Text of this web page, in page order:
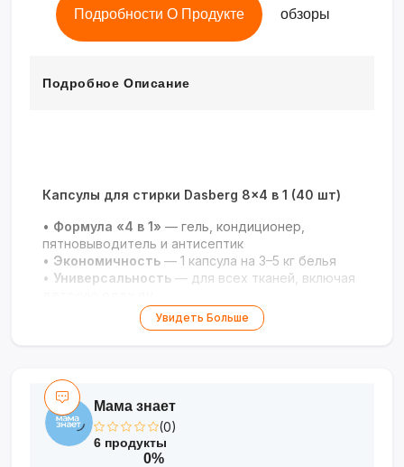
Подробности О Продукте обзоры
Подробное Описание
Капсулы для стирки Dasberg 8×4 в 1 (40 шт)
• Формула «4 в 1» — гель, кондиционер,
пятновыводитель и антисептик
• Экономичность — 1 капсула на 3–5 кг белья
• Универсальность — для всех тканей, включая
Аромат лаванды— свежесть и
антибактериальный эффект
капсуле!
Увидеть Больше
Мама знает
(0)
6 продукты
0%